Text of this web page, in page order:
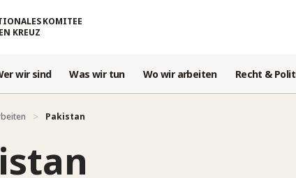
KOMITEE
KREUZ
wir sind Was wir tun Wo wir arbeiten Recht &
Pakistan